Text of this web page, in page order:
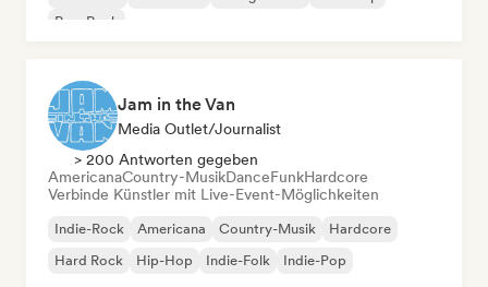
Pop-Rock
Jam in the Van
Media Outlet/Journalist
> 200 Antworten gegeben
AmericanaCountry-MusikDanceFunkHardcore
Verbinde Künstler mit Live-Event-Möglichkeiten
Indie-Rock Americana Country-Musik
Hardcore
Hard Rock
Hip-Hop Indie-Folk Indie-Pop